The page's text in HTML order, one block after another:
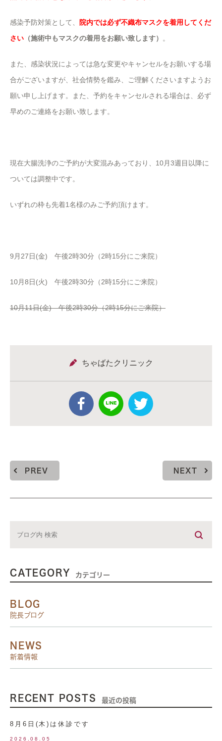
感染予防対策として、
院内では必ず不織布マスクを着用してくだ
さい （施術中もマスクの着用をお願い致します） 。
また、感染状況によっては急な変更やキャンセルをお願いする場
合がございますが、社会情勢を鑑み、ご理解くださいますようお
願い申し上げます。また、予約をキャンセルされる場合は、必ず
早めのご連絡をお願い致します。
現在大腸洗浄のご予約が大変混みあっており、10月3週目以降に
ついては調整中です。
いずれの枠も先着1名様のみご予約頂けます。
9月27日(金) 午後2時30分（2時15分にご来院）
10月8日(火) 午後2時30分（2時15分にご来院）
10月11日(金) 午後2時30分（2時15分にご来院）
ちゃばたクリニック
PREV NEXT
CATEGORY カテゴリー
BLOG
院長ブログ
NEWS
新着情報
RECENT POSTS 最近の投稿
8月6日(木)は休診です
2026.08.05